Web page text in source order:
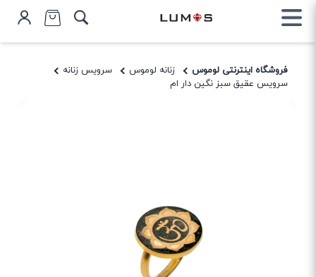
فروشگاه اینترنتی لوموس زنانه لوموس
سرویس زنانه
سرویس عقیق سبز نگین دار ام